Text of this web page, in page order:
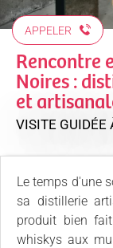
APPELER
Rencontre
Noires :
et
VISITE GUIDÉE
Le temps d'une
sa distillerie
produit bien
whiskys aux